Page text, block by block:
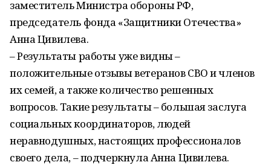
заместитель Министра обороны РФ,
председатель фонда «Защитники Отечества»
Анна Цивилева.
– Результаты работы уже видны –
положительные отзывы ветеранов СВО и членов
их семей, а также количество решенных
вопросов. Такие результаты – большая заслуга
социальных координаторов, людей
неравнодушных, настоящих профессионалов
своего дела, – подчеркнула Анна Цивилева.